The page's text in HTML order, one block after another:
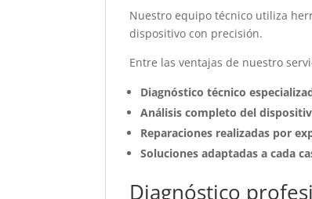
Nuestro equipo técnico utiliza
dispositivo con precisión.
Entre las ventajas de nuestro
Diagnóstico técnico
Análisis completo del
Reparaciones realizadas por
Soluciones adaptadas a cada
Diagnóstico